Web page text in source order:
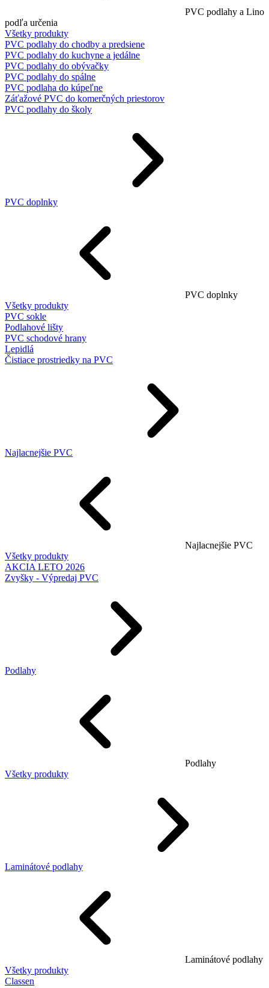
PVC podlahy a Lino
podľa určenia
Všetky produkty
PVC podlahy do chodby a predsiene
PVC podlahy do kuchyne a jedálne
PVC podlahy do obývačky
PVC podlahy do spálne
PVC podlaha do kúpeľne
Záťažové PVC do komerčných priestorov
PVC podlahy do školy
PVC doplnky
PVC doplnky
Všetky produkty
PVC sokle
Podlahové lišty
PVC schodové hrany
Lepidlá
Čistiace prostriedky na PVC
Najlacnejšie PVC
Najlacnejšie PVC
Všetky produkty
AKCIA LETO 2026
Zvyšky - Výpredaj PVC
Podlahy
Podlahy
Všetky produkty
Laminátové podlahy
Laminátové podlahy
Všetky produkty
Classen